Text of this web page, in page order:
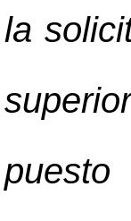
la